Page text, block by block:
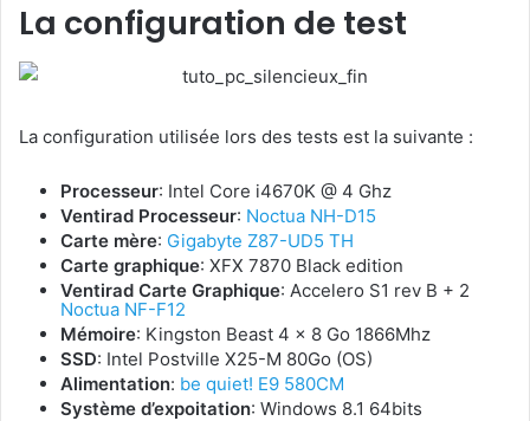
La configuration de test
La configuration utilisée lors des tests est la suivante :
Processeur: Intel Core i4670K @ 4 Ghz
Ventirad Processeur: Noctua NH-D15
Carte mère: Gigabyte Z87-UD5 TH
Carte graphique: XFX 7870 Black edition
Ventirad Carte Graphique: Accelero S1 rev B + 2
Noctua NF-F12
Mémoire: Kingston Beast 4 x 8 Go 1866Mhz
SSD: Intel Postville X25-M 80Go (OS)
Alimentation: be quiet! E9 580CM
Système d’expoitation: Windows 8.1 64bits